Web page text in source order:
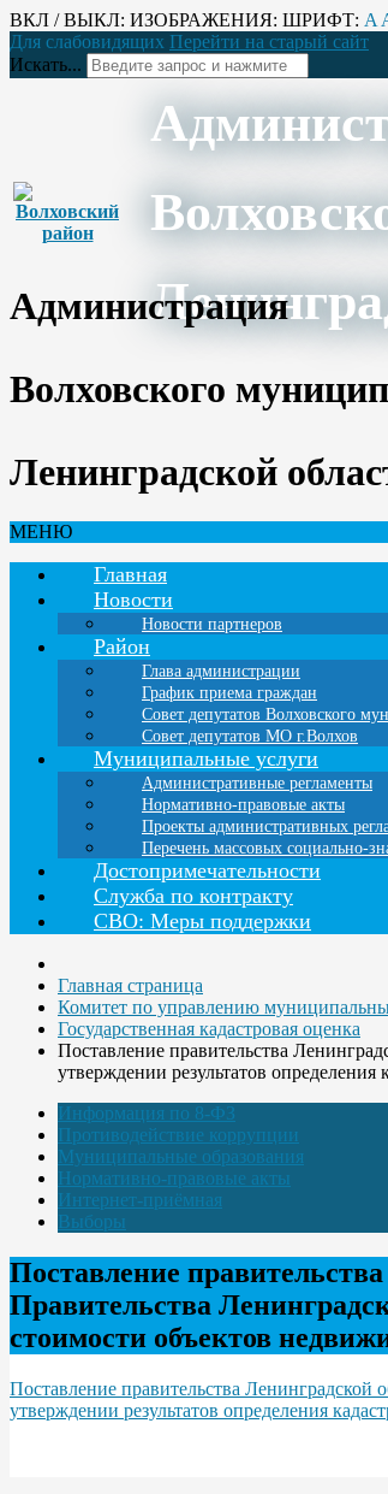
ВКЛ / ВЫКЛ: ИЗОБРАЖЕНИЯ: ШРИФТ: A
Для слабовидящих Перейти на старый сайт
Искать...
Администрация
Волховского
Ленинградской
МЕНЮ
Главная
Новости
Новости партнеров
Район
Глава администрации
График приема граждан
Совет депутатов Волховского
Совет депутатов МО г.Волхов
Муниципальные услуги
Административные регламенты
Нормативно-правовые акты
Проекты административных
Перечень массовых социально-
Достопримечательности
Служба по контракту
СВО: Меры поддержки
Главная страница
Комитет по управлению
Государственная кадастровая оценка
Поставление правительства
утверждении результатов
Информация по 8-ФЗ
Противодействие коррупции
Муниципальные образования
Нормативно-правовые акты
Интернет-приёмная
Выборы
Поставление
Правительства
стоимости объектов
Поставление правительства
утверждении результатов определения